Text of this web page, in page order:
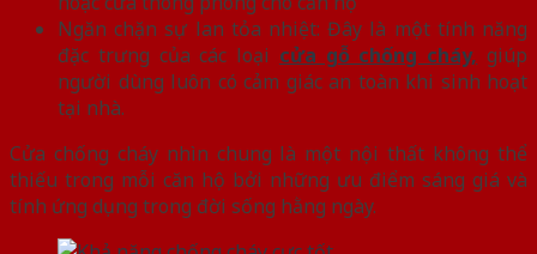
Ngăn chặn sự lan tỏa nhiệt: Đây là một tính năng
đặc trưng của các loại cửa gỗ chống cháy, giúp
người dùng luôn có cảm giác an toàn khi sinh hoạt
tại nhà.
Cửa chống cháy nhìn chung là một nội thất không thể
thiếu trong mỗi căn hộ bởi những ưu điểm sáng giá và
tính ứng dụng trong đời sống hằng ngày.